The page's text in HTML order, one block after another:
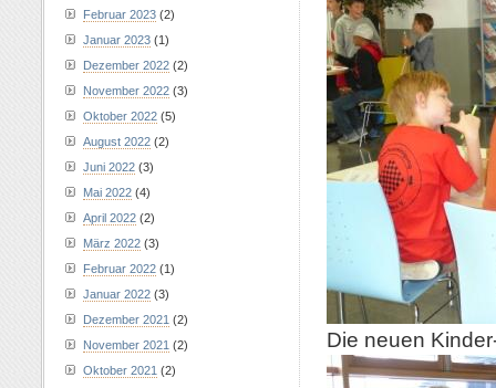
Die neuen
Februar 2023 (2)
Januar 2023 (1)
Dezember 2022 (2)
November 2022 (3)
Oktober 2022 (5)
August 2022 (2)
Juni 2022 (3)
Mai 2022 (4)
April 2022 (2)
März 2022 (3)
Februar 2022 (1)
Januar 2022 (3)
Dezember 2021 (2)
November 2021 (2)
Oktober 2021 (2)